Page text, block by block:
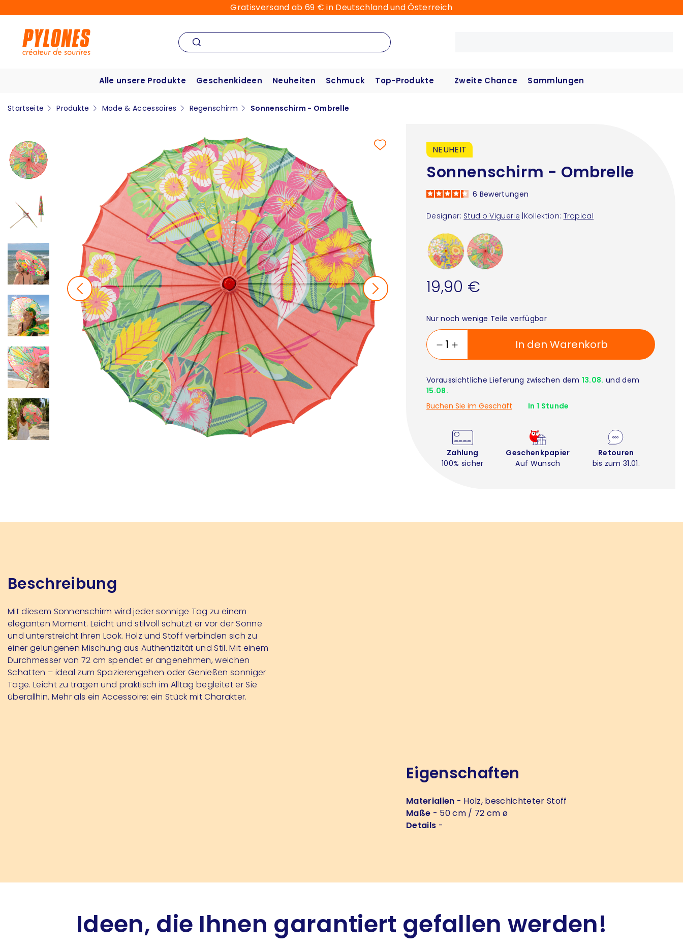
Gratisversand ab 69 € in Deutschland und Österreich
Alle unsere Produkte Geschenkideen Neuheiten Schmuck Top-Produkte Zweite Chance Sammlungen
Startseite Produkte Mode & Accessoires Regenschirm Sonnenschirm - Ombrelle
NEUHEIT
Sonnenschirm - Ombrelle
Designer: Studio Viguerie Kollektion: Tropical
6 Bewertungen
19,90 €
Nur noch wenige Teile verfügbar
In den Warenkorb
Voraussichtliche Lieferung zwischen dem 13.08. und dem
15.08.
Buchen Sie im Geschäft
In 1 Stunde
Zahlung
100% sicher
Geschenkpapier
Auf Wunsch
Retouren
bis zum 31.01.
Beschreibung
Mit diesem Sonnenschirm wird jeder sonnige Tag zu einem
eleganten Moment. Leicht und stilvoll schützt er vor der Sonne
und unterstreicht Ihren Look. Holz und Stoff verbinden sich zu
einer gelungenen Mischung aus Authentizität und Stil. Mit einem
Durchmesser von 72 cm spendet er angenehmen, weichen
Schatten – ideal zum Spazierengehen oder Genießen sonniger
Tage. Leicht zu tragen und praktisch im Alltag begleitet er Sie
überallhin. Mehr als ein Accessoire: ein Stück mit Charakter.
Eigenschaften
Materialien - Holz, beschichteter Stoff
Maße - 50 cm / 72 cm ø
Details -
Ideen, die Ihnen garantiert gefallen werden!